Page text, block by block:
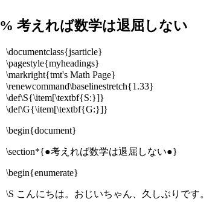
% 考えれば数学は退屈しない
\documentclass{jsarticle}
\pagestyle{myheadings}
\markright{tmt's Math Page}
\renewcommand\baselinestretch{1.33}
\def\S{\item[\textbf{S:}]}
\def\G{\item[\textbf{G:}]}
\begin{document}
\section*{●考えれば数学は退屈しない●}
\begin{enumerate}
\S こんにちは。おじいちゃん、久しぶりです。